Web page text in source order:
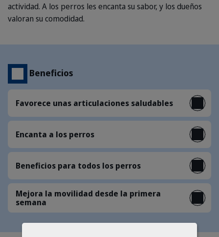
actividad. A los perros les encanta su sabor, y los dueños
valoran su comodidad.
Beneficios
Favorece unas articulaciones saludables
Encanta a los perros
Beneficios para todos los perros
Mejora la movilidad desde la primera
semana